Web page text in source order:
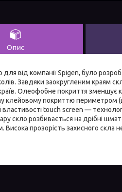
Опис
для від компанії Spigen, було
Завдяки заокругленим краям
Олеофобне покриття зменшує
клейовому покриттю периметром
властивості touch screen —
скло розбивається на дрібні
прозорість захисного